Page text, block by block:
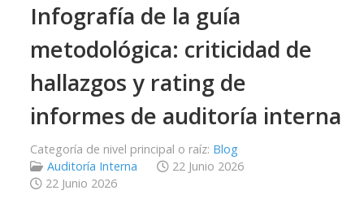
Infografía de la guía
metodológica: criticidad de
hallazgos y rating de
informes de auditoría interna
Categoría de nivel principal o raíz: Blog
Auditoría Interna
22 Junio 2026
22 Junio 2026